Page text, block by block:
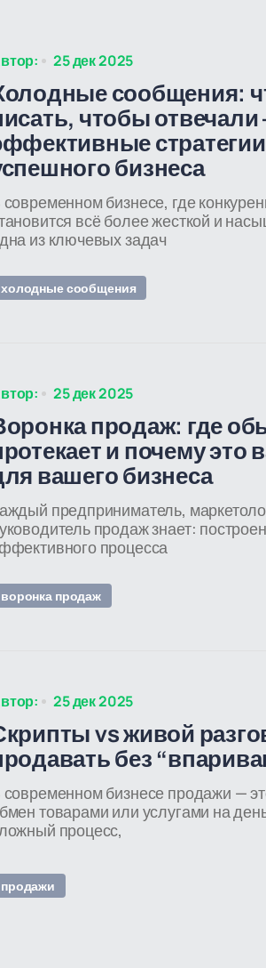
25 дек 2025
сообщения:
чтобы
бизнеса
современном бизнесе, где
всё более жесткой и
из ключевых задач
холодные сообщения
25 дек 2025
продаж: где
и почему это
вашего бизнеса
предприниматель,
продаж знает:
процесса
воронка продаж
25 дек 2025
vs живой
без
современном бизнесе продажи —
товарами или услугами на
процесс,
продажи